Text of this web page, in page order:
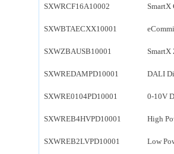
SXWRCF16A10002 SmartX
SXWBTAECXX10001
SXWZBAUSB10001 SmartX
SXWREDAMPD10001 DALI
SXWRE0104PD10001 0-10V
SXWREB4HVPD10001 High
SXWREB2LVPD10001 Low